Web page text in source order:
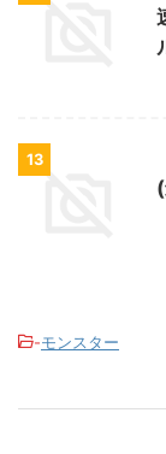
13
-モンスター